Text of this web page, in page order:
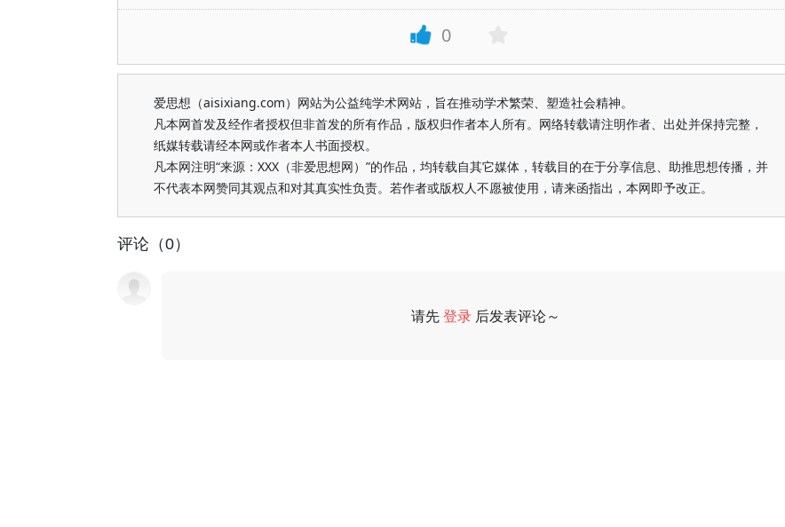
0
爱思想（aisixiang.com）网站为公益纯学术网站，旨在推动学术繁荣、塑造社会精神。
凡本网首发及经作者授权但非首发的所有作品，版权归作者本人所有。网络转载请注明作者、出处并保持完整，
纸媒转载请经本网或作者本人书面授权。
凡本网注明“来源：XXX（非爱思想网）”的作品，均转载自其它媒体，转载目的在于分享信息、助推思想传播，并
不代表本网赞同其观点和对其真实性负责。若作者或版权人不愿被使用，请来函指出，本网即予改正。
评论（0）
请先登录 后发表评论～